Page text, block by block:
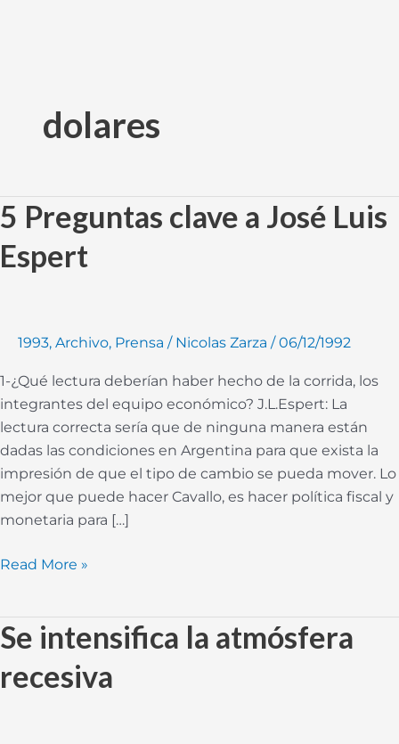
contenidodolares
5 Preguntas clave a José Luis
Espert
1993, Archivo, Prensa / Nicolas Zarza /06/12/1992
1-¿Qué lectura deberían haber hecho de la corrida, los
integrantes del equipo económico? J.L.Espert: La
lectura correcta sería que de ninguna manera están
dadas las condiciones en Argentina para que exista la
impresión de que el tipo de cambio se pueda mover. Lo
mejor que puede hacer Cavallo, es hacer política fiscal y
monetaria para […]
5
Preguntas
clave
Espert
Read More »
Se intensifica la atmósfera
recesiva
Se
intensifica
la